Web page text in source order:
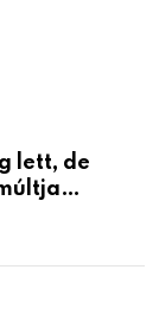
lett, de